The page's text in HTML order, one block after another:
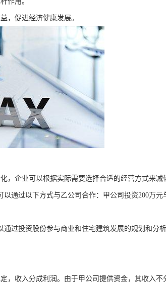
，促进经济健康发展。
企业可以根据实际需要选择合适的经营方式来减
通过以下方式与乙公司合作：甲公司投资200万元
过投资股份参与商业和住宅建筑发展的规划和分
，收入分成利润。由于甲公司提供资金，其收入不